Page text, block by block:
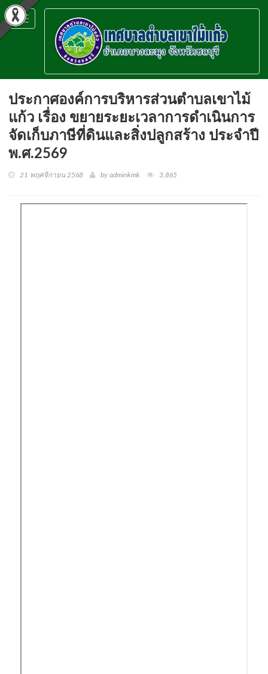
Toggle
navigation
ประกาศองค์การบริหารส่วนตำบลเขาไม้
แก้ว เรื่อง ขยายระยะเวลาการดำเนินการ
จัดเก็บภาษีที่ดินและสิ่งปลูกสร้าง ประจำปี
พ.ศ.2569
21 พฤศจิกายน 2568 by adminkmk 3,865